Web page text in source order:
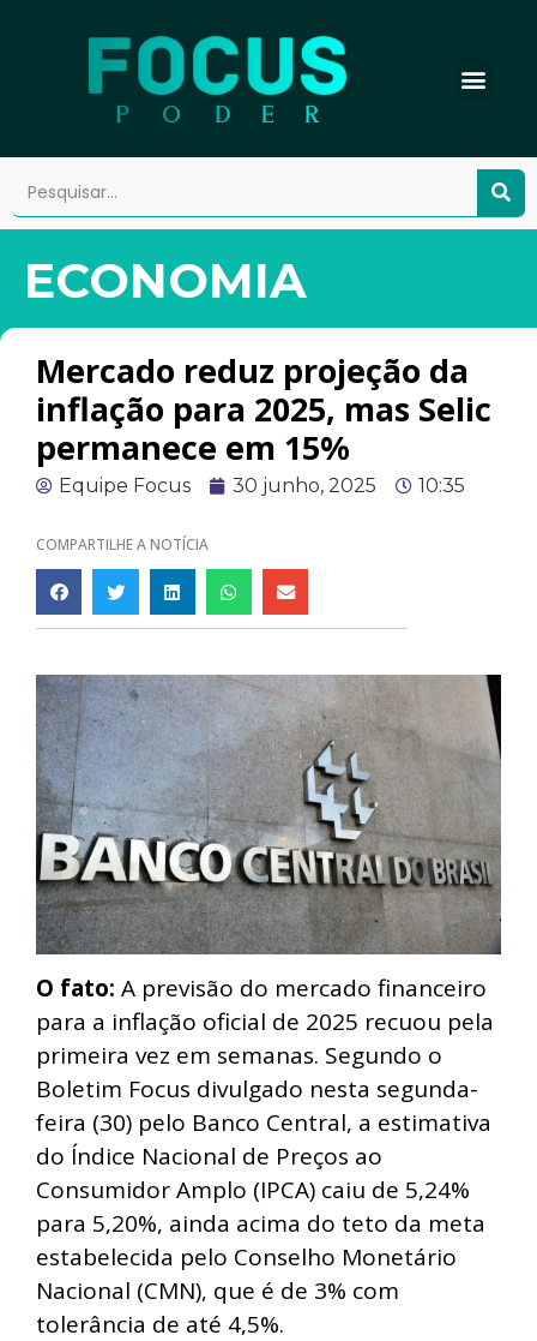
ECONOMIA
Mercado reduz projeção da
inflação para 2025, mas Selic
permanece em 15%
Equipe Focus 30 junho, 2025 10:35
COMPARTILHE A NOTÍCIA
O fato: A previsão do mercado financeiro
para a inflação oficial de 2025 recuou pela
primeira vez em semanas. Segundo o
Boletim Focus divulgado nesta segunda-
feira (30) pelo Banco Central, a estimativa
do Índice Nacional de Preços ao
Consumidor Amplo (IPCA) caiu de 5,24%
para 5,20%, ainda acima do teto da meta
estabelecida pelo Conselho Monetário
Nacional (CMN), que é de 3% com
tolerância de até 4,5%.